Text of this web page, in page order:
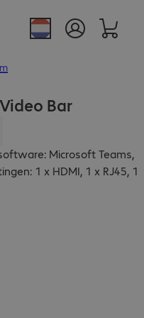
Bar
Microsoft Teams,
1 x HDMI, 1 x RJ45, 1